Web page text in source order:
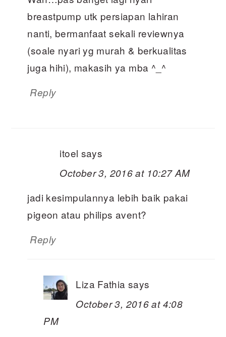
breastpump utk persiapan lahiran
nanti, bermanfaat sekali reviewnya
(soale nyari yg murah & berkualitas
juga hihi), makasih ya mba ^_^
Reply
itoel says
October 3, 2016 at 10:27 AM
jadi kesimpulannya lebih baik pakai
pigeon atau philips avent?
Reply
Liza Fathia says
October 3, 2016 at 4:08
PM